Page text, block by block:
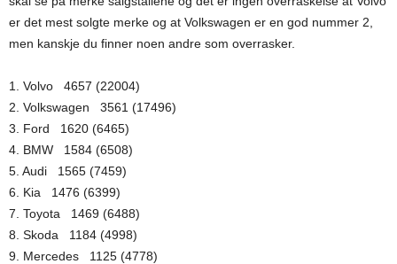
er det mest solgte merke og at Volkswagen er en god nummer 2,
men kanskje du finner noen andre som overrasker.
1. Volvo 4657 (22004)
2. Volkswagen 3561 (17496)
3. Ford 1620 (6465)
4. BMW 1584 (6508)
5. Audi 1565 (7459)
6. Kia 1476 (6399)
7. Toyota 1469 (6488)
8. Skoda 1184 (4998)
9. Mercedes 1125 (4778)